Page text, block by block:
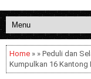
Home » » Peduli dan
Kumpulkan 16 Kantong